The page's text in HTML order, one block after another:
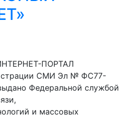
ПОРТАЛ
СМИ Эл № ФС77-
Федеральной службой
и массовых